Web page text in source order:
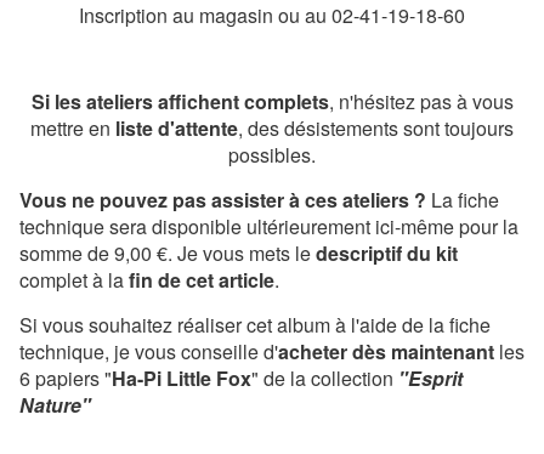
Inscription au magasin ou au 02-41-19-18-60
Si les ateliers affichent complets, n'hésitez pas à vous
mettre en liste d'attente, des désistements sont toujours
possibles.
Vous ne pouvez pas assister à ces ateliers ? La fiche
technique sera disponible ultérieurement ici-même pour la
somme de 9,00 €. Je vous mets ledescriptif du kit
complet à lafin de cet article.
Si vous souhaitez réaliser cet album à l'aide de la fiche
technique, je vous conseille d'acheter dès maintenant les
6 papiers "Ha-Pi Little Fox" de la collection "Esprit
Nature"